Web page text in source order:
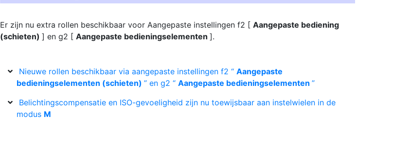
Er zijn nu extra rollen beschikbaar voor Aangepaste instellingen f2 [ Aangepaste bediening
(schieten) ] en g2 [ Aangepaste bedieningselementen ].
Nieuwe rollen beschikbaar via aangepaste instellingen f2 “ Aangepaste
bedieningselementen (schieten) ” en g2 “ Aangepaste bedieningselementen ”
Belichtingscompensatie en ISO-gevoeligheid zijn nu toewijsbaar aan instelwielen in de
modus M